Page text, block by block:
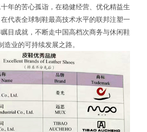
年的苦心孤诣，在稳健经营、优化精益生
代表全球制鞋最高技术水平的联邦注塑一
目成就，不断走中国高档次商务与休闲鞋
造业的可持续发展之路。